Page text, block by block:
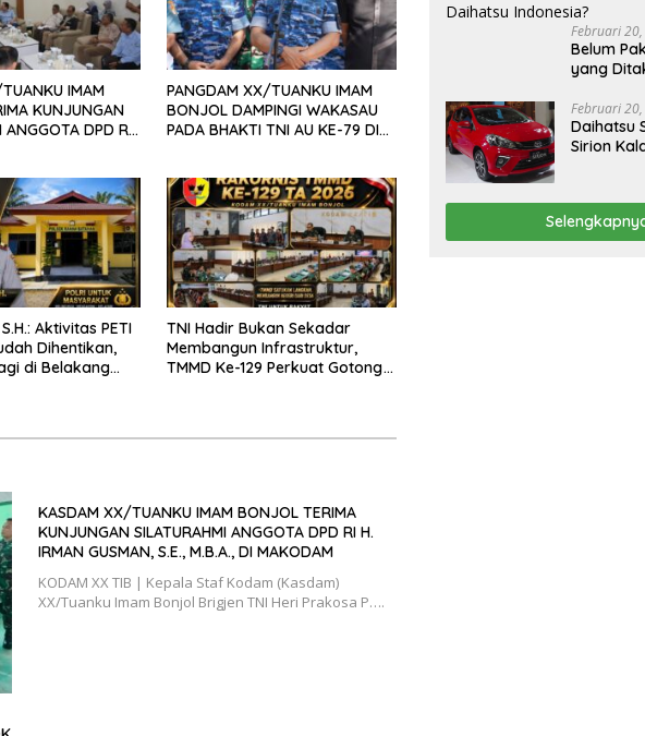
IMAM
KUNJUNGAN
ANGGOTA DPD RI
PANGDAM XX/TUANKU IMAM
BONJOL DAMPINGI WAKASAU
PADA BHAKTI TNI AU KE-79 DI
Aktivitas PETI
Dihentikan,
di Belakang
TNI Hadir Bukan Sekadar
Membangun Infrastruktur,
TMMD Ke-129 Perkuat Gotong
KASDAM XX/TUANKU IMAM BONJOL TERIMA
KUNJUNGAN SILATURAHMI ANGGOTA DPD RI H.
IRMAN GUSMAN, S.E., M.B.A., DI MAKODAM
KODAM XX TIB | Kepala Staf Kodam (Kasdam)
XX/Tuanku Imam Bonjol Brigjen TNI Heri Prakosa P….
Februari
Belum
yang
Februari
Daihatsu
Sirion